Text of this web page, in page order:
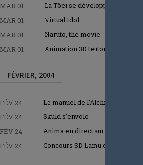
MAR 01
La Tôei se développe
MAR 01
Virtual Idol
MAR 01
Naruto, the movie
MAR 01
Animation 3D teutonne
FÉVRIER, 2004
FÉV 24
Le manuel de l’Alchimiste
FÉV 24
Skuld s’envole
FÉV 24
Anima en direct sur le web
FÉV 24
Concours SD Lamu chez Kaze